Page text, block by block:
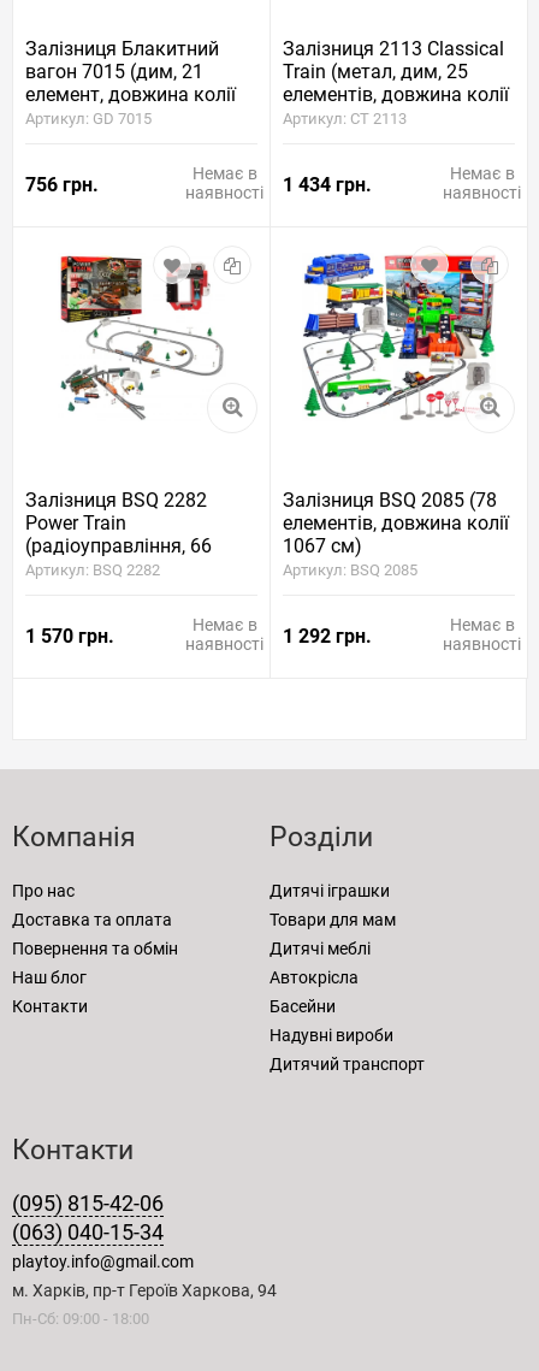
Залізниця Блакитний
вагон 7015 (дим, 21
елемент, довжина колії
580 см)
Артикул: GD 7015
756 грн.
Немає в
наявності
Залізниця 2113 Classical
Train (метал, дим, 25
елементів, довжина колії
720 см)
Артикул: CT 2113
1 434 грн.
Немає в
наявності
Залізниця BSQ 2282
Power Train
(радіоуправління, 66
елементів, довжина колії
Артикул: BSQ 2282
1 570 грн.
Немає в
наявності
Залізниця BSQ 2085 (78
елементів, довжина колії
1067 см)
Артикул: BSQ 2085
1 292 грн.
Немає в
наявності
Компанія
Про нас
Доставка та оплата
Повернення та обмін
Наш блог
Контакти
Розділи
Дитячі іграшки
Товари для мам
Дитячі меблі
Автокрісла
Басейни
Надувні вироби
Дитячий транспорт
Контакти
(095) 815-42-06
(063) 040-15-34
playtoy.info@gmail.com
м. Харків, пр-т Героїв Харкова, 94
Пн-Сб: 09:00 - 18:00